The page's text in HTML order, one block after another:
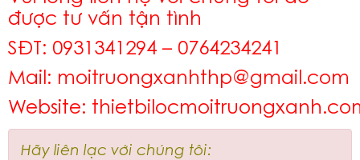
được tư vấn tận tình
SĐT: 0931341294 – 0764234241
Mail: moitruongxanhthp@gmail.com
Website:
Hãy liên lạc với chúng tôi: